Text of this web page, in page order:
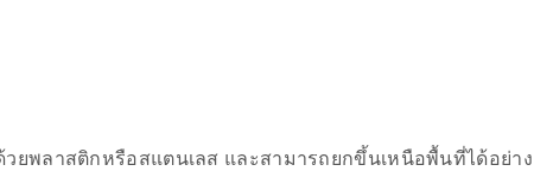
ยพลาสติกหรือสแตนเลส และสามารถยกขึ้นเหนือพื้นที่ได้อย่าง